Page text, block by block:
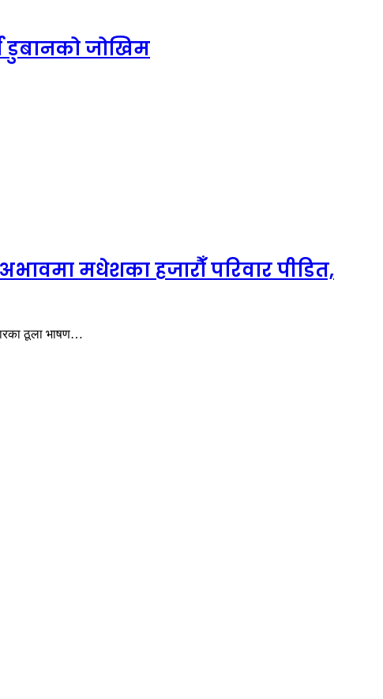
डुबानको जोखिम
मधेशका हजारौँ परिवार पीडित,
ठूला भाषण…